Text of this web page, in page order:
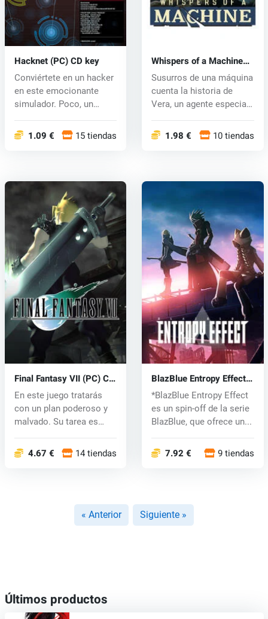
Hacknet (PC) CD key
Conviértete en un hacker
en este emocionante
simulador. Poco, un
1.09 € 15 tiendas
Whispers of a Machine
(PC) CD key
Susurros de una máquina
cuenta la historia de
Vera, un agente especial
1.98 € 10 tiendas
Final Fantasy VII (PC) CD
key
En este juego tratarás
con un plan poderoso y
malvado. Su tarea es
4.67 € 14 tiendas
BlazBlue Entropy Effect
(PC) key
*BlazBlue Entropy Effect
es un spin-off de la serie
BlazBlue, que ofrece un...
7.92 € 9 tiendas
« Anterior Siguiente »
Últimos productos